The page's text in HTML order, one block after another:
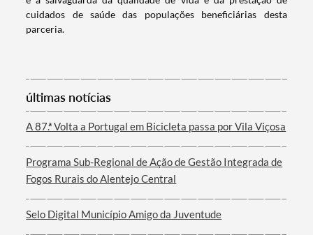
cuidados de saúde das populações beneficiárias desta
parceria.
últimas notícias
A 87.ª Volta a Portugal em Bicicleta passa por Vila Viçosa
Programa Sub-Regional de Ação de Gestão Integrada de
Fogos Rurais do Alentejo Central
Selo Digital Município Amigo da Juventude